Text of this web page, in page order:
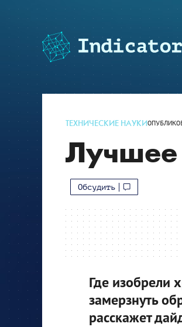
ТЕХНИЧЕСКИЕ НАУКИ
Лучшее
Обсудить
Где изобрели
замерзнуть
расскажет